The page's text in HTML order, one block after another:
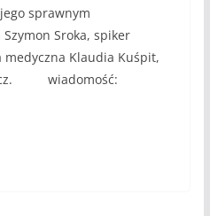
sprawnym
Sroka, spiker
medyczna Klaudia Kuśpit,
wiadomość: